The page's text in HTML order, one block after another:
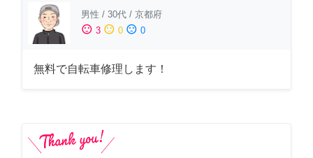
男性 / 30代 / 京都府
sentiment_satisfied 3 sentiment_neutral 0 sentiment_dissatisfied 0
無料で自転車修理します！